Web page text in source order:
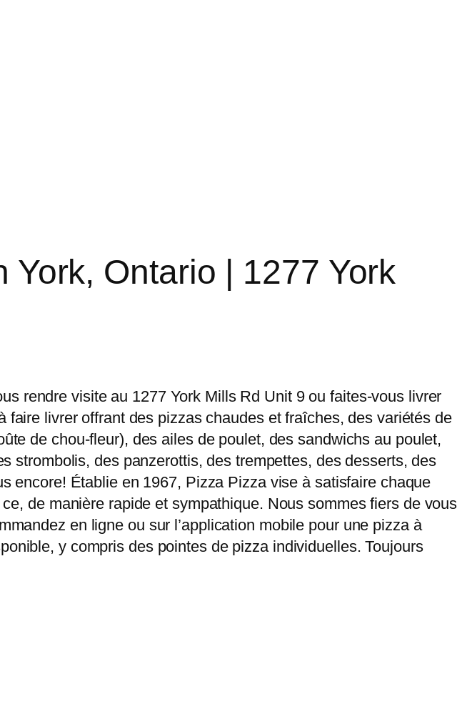
Ontario | 1277 York
rendre visite au 1277 York Mills Rd Unit 9 ou faites-vous livrer
livrer offrant des pizzas chaudes et fraîches, des variétés de
de chou-fleur), des ailes de poulet, des sandwichs au poulet,
strombolis, des panzerottis, des trempettes, des desserts, des
encore! Établie en 1967, Pizza Pizza vise à satisfaire chaque
de manière rapide et sympathique. Nous sommes fiers de vous
en ligne ou sur l’application mobile pour une pizza à
y compris des pointes de pizza individuelles. Toujours